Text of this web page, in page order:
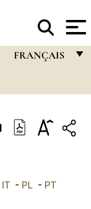
FRANÇAIS
ITALIANO
IT- PL- PT